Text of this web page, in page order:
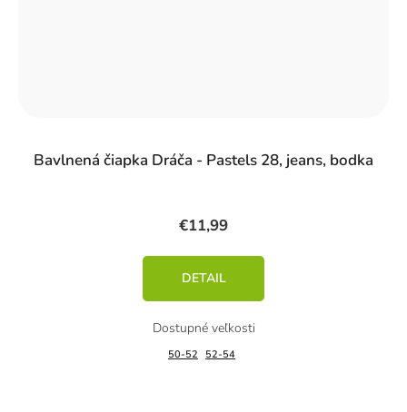
Bavlnená čiapka Dráča - Pastels 28, jeans, bodka
€11,99
DETAIL
50-52 52-54